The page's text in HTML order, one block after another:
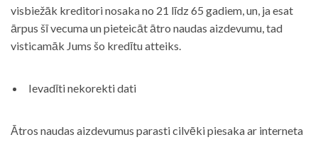
visbiežāk kreditori nosaka no 21 līdz 65 gadiem, un, ja esat
ārpus šī vecuma un pieteicāt ātro naudas aizdevumu, tad
visticamāk Jums šo kredītu atteiks.
Ievadīti nekorekti dati
Ātros naudas aizdevumus parasti cilvēki piesaka ar interneta